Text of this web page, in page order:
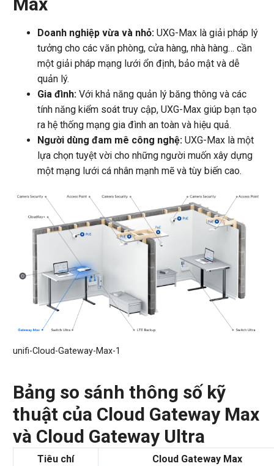
Doanh nghiệp vừa và nhỏ: UXG-Max là giải pháp lý
tưởng cho các văn phòng, cửa hàng, nhà hàng… cần
một giải pháp mạng lưới ổn định, bảo mật và dễ
quản lý.
Gia đình: Với khả năng quản lý băng thông và các
tính năng kiểm soát truy cập, UXG-Max giúp bạn tạo
ra hệ thống mạng gia đình an toàn và hiệu quả.
Người dùng đam mê công nghệ: UXG-Max là một
lựa chọn tuyệt vời cho những người muốn xây dựng
một mạng lưới cá nhân mạnh mẽ và tùy biến cao.
unifi-Cloud-Gateway-Max-1
Bảng so sánh thông số kỹ
thuật của Cloud Gateway Max
và Cloud Gateway Ultra
Tiêu chí
Cloud Gateway Max